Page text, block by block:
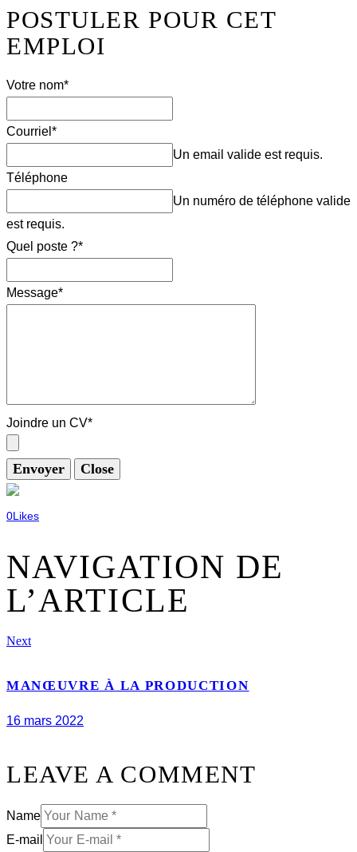
POSTULER POUR CET
EMPLOI
Votre nom*
Courriel *
Un email valide est requis.
Téléphone
Un numéro de téléphone valide
est requis.
Quel poste ?*
Message*
Joindre un CV*
Envoyer Close
0Likes
NAVIGATION DE
L’ARTICLE
Next
MANŒUVRE À LA PRODUCTION
16 mars 2022
LEAVE A COMMENT
Name
E-mail